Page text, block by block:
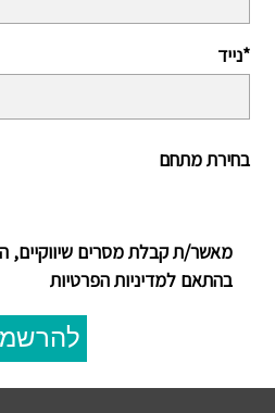
נייד*
בחירת מתחם
מאשר/ת קבלת מסרים שיווקיים,
בהתאם למדיניות הפרטיות